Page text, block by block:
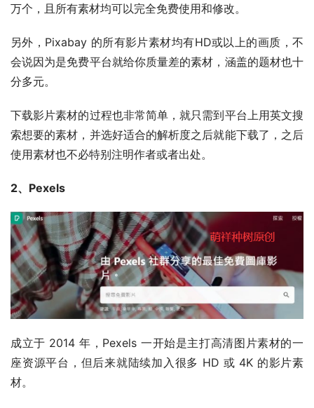
万个，且所有素材均可以完全免费使用和修改。
另外，Pixabay 的所有影片素材均有HD或以上的画质，不
会说因为是免费平台就给你质量差的素材，涵盖的题材也十
分多元。
下载影片素材的过程也非常简单，就只需到平台上用英文搜
索想要的素材，并选好适合的解析度之后就能下载了，之后
使用素材也不必特别注明作者或者出处。
2、Pexels
成立于 2014 年，Pexels 一开始是主打高清图片素材的一
座资源平台，但后来就陆续加入很多 HD 或 4K 的影片素
材。